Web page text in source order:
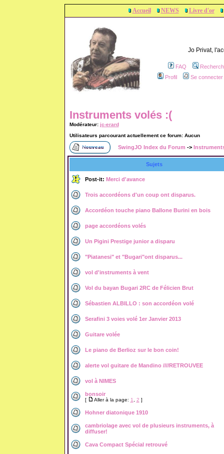
Accueil NEWS Livre d'or
Jo Privat,
FAQ
Profil
Se
Instruments volés :(
Modérateur: jc-erard
Utilisateurs parcourant actuellement ce forum: Aucun
SwingJO Index du Forum ->
Sujets
Post-it: Merci d'avance
Trois accordéons d'un coup ont disparus.
Accordéon touche piano Ballone Burini en bois
page accordéons volés
Un Pigini Prestige junior a disparu
"Piatanesi" et "Bugari"ont disparus...
vol d'instruments à vent
Vol du bayan Bugari 2RC de Félicien Brut
Sébastien ALBILLO : son accordéon volé
Serafini 3 voies volé 1er Janvier 2013
Guitare volée
Le piano de Berlioz sur le bon coin!
alerte vol guitare de Mandino ////RETROUVEE
vol à NIMES
bonsoir
[ Aller à la page: 1 2 ]
Hohner diatonique 1910
cambriolage avec vol de plusieurs instruments, à
diffuser!
Cava Compact Spécial retrouvé